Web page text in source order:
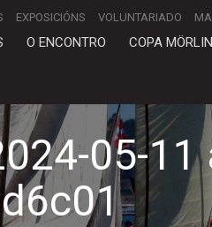
EXPOSICIÓNS VOLUNTARIADO
O ENCONTRO COPA
05-11